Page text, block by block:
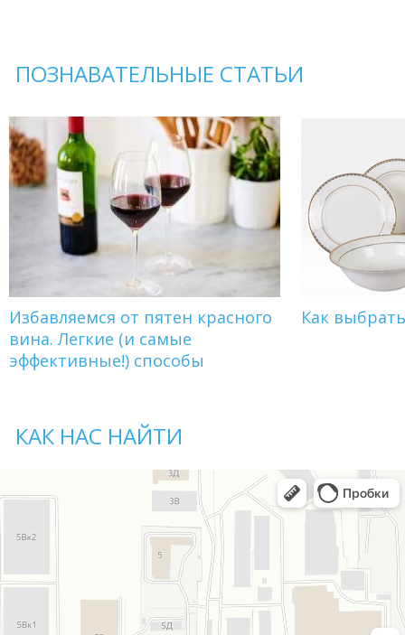
ПОЗНАВАТЕЛЬНЫЕ СТАТЬИ
Избавляемся от пятен красного
вина. Легкие (и самые
эффективные!) способы
Как
КАК НАС НАЙТИ